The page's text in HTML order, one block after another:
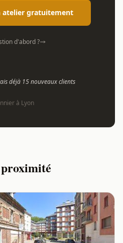
atelier gratuitement
d'abord ?
déjà 15 nouveaux clients
à Lyon